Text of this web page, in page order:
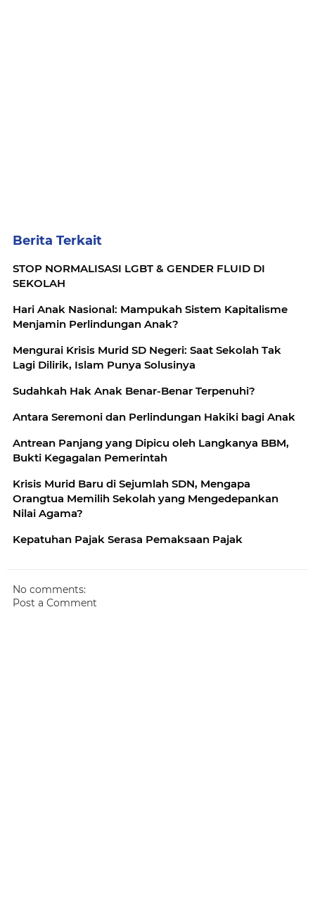
Berita Terkait
STOP NORMALISASI LGBT & GENDER FLUID DI
SEKOLAH
Hari Anak Nasional: Mampukah Sistem Kapitalisme
Menjamin Perlindungan Anak?
Mengurai Krisis Murid SD Negeri: Saat Sekolah Tak
Lagi Dilirik, Islam Punya Solusinya
Sudahkah Hak Anak Benar-Benar Terpenuhi?
Antara Seremoni dan Perlindungan Hakiki bagi Anak
Antrean Panjang yang Dipicu oleh Langkanya BBM,
Bukti Kegagalan Pemerintah
Krisis Murid Baru di Sejumlah SDN, Mengapa
Orangtua Memilih Sekolah yang Mengedepankan
Nilai Agama?
Kepatuhan Pajak Serasa Pemaksaan Pajak
No comments:
Post a Comment